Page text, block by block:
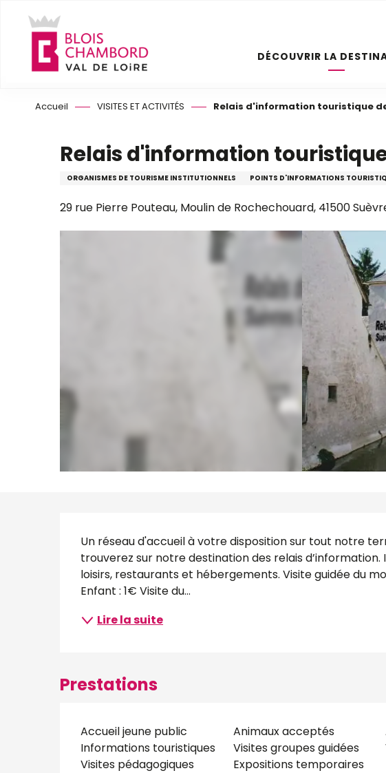
contenu
principal
DÉCOUVRIR LA
Accueil VISITES ET ACTIVITÉS Relais d'information touristique
Relais d'information
ORGANISMES DE TOURISME INSTITUTIONNELS POINTS D'INFORMATIONS
29 rue Pierre Pouteau, Moulin de Rochechouard, 41500
Description
Un réseau d'accueil à votre disposition sur tout notre
trouverez sur notre destination des relais d’information.
loisirs, restaurants et hébergements. Visite guidée du
Enfant : 1€ Visite du...
Lire la suite
Prestations
Accueil jeune public Animaux acceptés
Informations touristiques
Visites groupes guidées
Visites pédagogiques
Expositions temporaires